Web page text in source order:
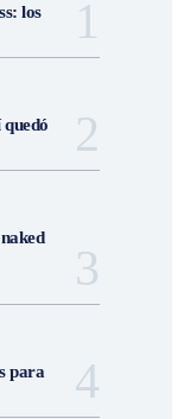
los
quedó
para